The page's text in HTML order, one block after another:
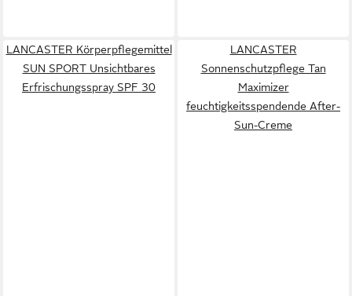
LANCASTER Körperpflegemittel
SUN SPORT Unsichtbares
Erfrischungsspray SPF 30
LANCASTER
Sonnenschutzpflege Tan
Maximizer
feuchtigkeitsspendende After-
Sun-Creme